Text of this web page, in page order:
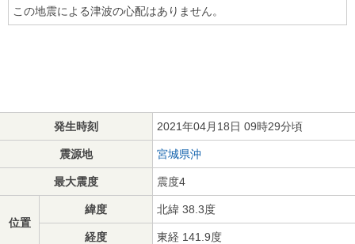
この地震による津波の心配はありません。
発生時刻 2021年04月18日 09時29分頃
震源地 宮城県沖
最大震度 震度4
位置
緯度 北緯 38.3度
経度 東経 141.9度